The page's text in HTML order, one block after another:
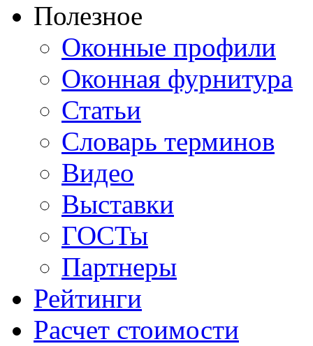
Полезное
Оконные профили
Оконная фурнитура
Статьи
Словарь терминов
Видео
Выставки
ГОСТы
Партнеры
Рейтинги
Расчет стоимости